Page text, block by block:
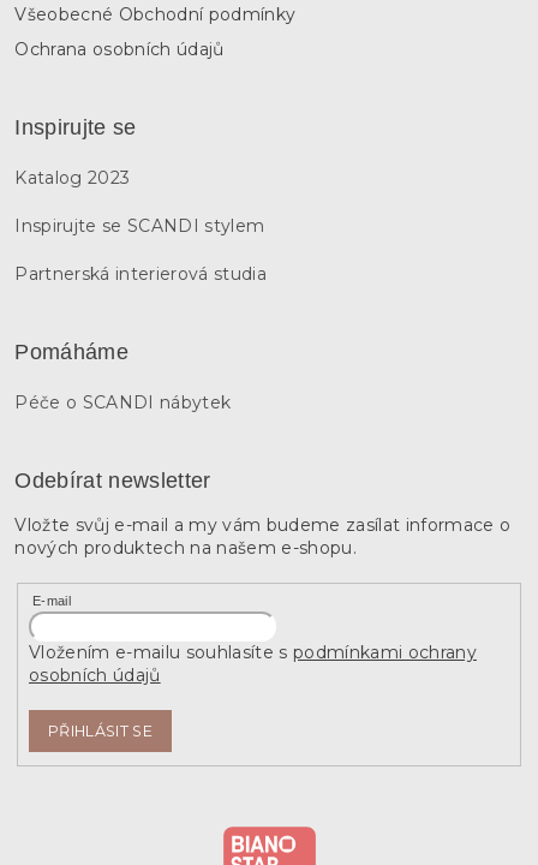
Všeobecné Obchodní podmínky
Ochrana osobních údajů
Inspirujte se
Katalog 2023
Inspirujte se SCANDI stylem
Partnerská interierová studia
Pomáháme
Péče o SCANDI nábytek
Odebírat newsletter
Vložte svůj e-mail a my vám budeme zasílat informace o
nových produktech na našem e-shopu.
E-mail
Vložením e-mailu souhlasíte s podmínkami ochrany
osobních údajů
PŘIHLÁSIT SE